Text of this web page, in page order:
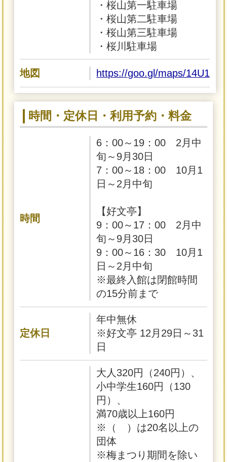
・桜山第一駐車場
・桜山第二駐車場
・桜山第三駐車場
・桜川駐車場
地図 https://goo.gl/maps/
時間・定休日・利用予約・料金
時間
6：00～19：00 2月中
旬～9月30日
7：00～18：00 10月1
日～2月中旬
【好文亭】
9：00～17：00 2月中
旬～9月30日
9：00～16：30 10月1
日～2月中旬
※最終入館は閉館時間
の15分前まで
定休日
年中無休
※好文亭 12月29日～31
日
大人320円（240円）、
小中学生160円（130
円）、
満70歳以上160円
※（ ）は20名以上の
団体
※梅まつり期間を除い